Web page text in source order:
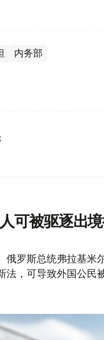
内务部
可被驱逐出
俄罗斯总统弗拉基
法，可导致外国公民